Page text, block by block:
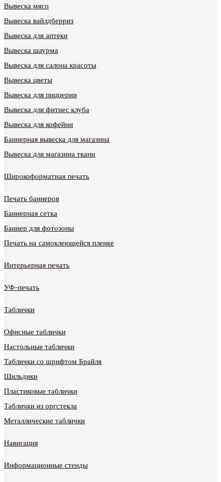
Вывеска мясо
Вывеска вайлдберриз
Вывеска для аптеки
Вывеска шаурма
Вывеска для салона красоты
Вывеска цветы
Вывеска для пиццерии
Вывеска для фитнес клуба
Вывеска для кофейни
Баннерная вывеска для магазина
Вывеска для магазина ткани
Широкоформатная печать
Печать баннеров
Баннерная сетка
Баннер для фотозоны
Печать на самоклеющейся пленке
Интерьерная печать
УФ-печать
Таблички
Офисные таблички
Настольные таблички
Таблички со шрифтом Брайля
Шильдики
Пластиковые таблички
Таблички из оргстекла
Металлические таблички
Навигация
Информационные стенды